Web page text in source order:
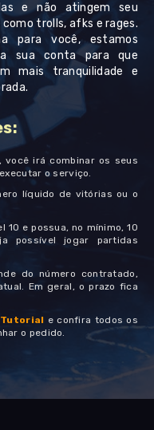
e não atingem seu
trolls, afks e rages.
para você, estamos
sua conta para que
mais tranquilidade e
você irá combinar os seus
o serviço.
líquido de vitórias ou o
10 e possua, no mínimo, 10
possível jogar partidas
do número contratado,
Em geral, o prazo fica
Tutorial e confira todos os
o pedido.